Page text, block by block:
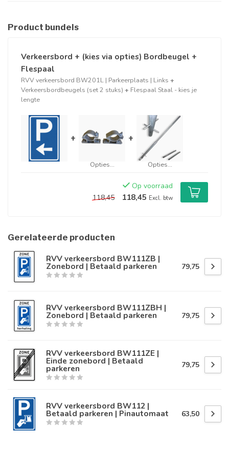
Product bundels
Verkeersbord + (kies via opties) Bordbeugel +
Flespaal
RVV verkeersbord BW201L | Parkeerplaats | Links +
Verkeersbordbeugels (set 2 stuks) + Flespaal Staal - kies je
lengte
+
Opties...
+
Opties...
Op voorraad
118,45
118,45 Excl. btw
Gerelateerde producten
RVV verkeersbord BW111ZB |
Zonebord | Betaald parkeren 79,75
RVV verkeersbord BW111ZBH |
Zonebord | Betaald parkeren 79,75
RVV verkeersbord BW111ZE |
Einde zonebord | Betaald
parkeren 79,75
RVV verkeersbord BW112 |
Betaald parkeren | Pinautomaat 63,50